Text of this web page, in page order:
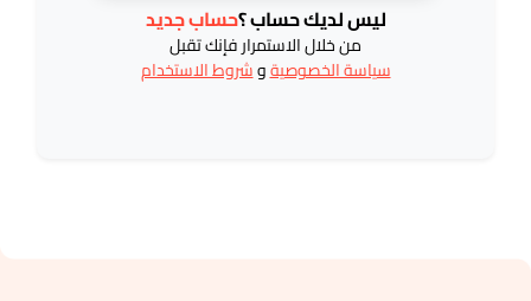
ليس لديك حساب ؟حساب جديد
من خلال الاستمرار فإنك تقبل
سياسة الخصوصيةوشروط الاستخدام